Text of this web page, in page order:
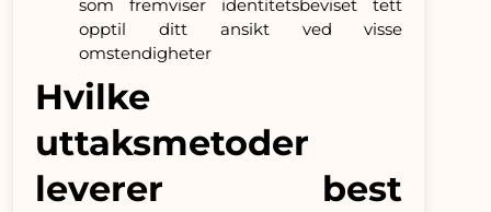
som fremviser identitetsbeviset tett
opptil ditt ansikt ved visse
omstendigheter
Hvilke
uttaksmetoder
leverer best